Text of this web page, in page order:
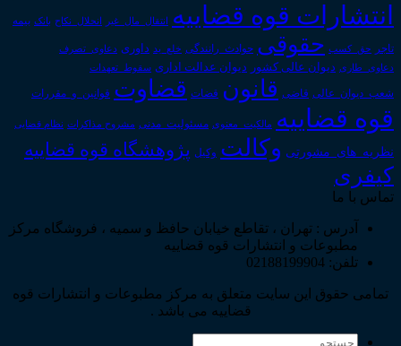
انتشارات قوه قضاییه انتقال_مال_غیر انحلال_نکاح بانک بیمه
تاجر حق_کسب حقوقی حوادث_رانندگی خلع_ید داوری دعاوی_تصرف
دعاوی_طاری دیوان عالی کشور دیوان عدالت اداری سقوط_تعهدات
شعب_دیوان_عالی قاضی قانون قضات قضاوت قوانین_و_مقررات
قوه قضاییه مالکیت_معنوی مسئولیت_مدنی مشروح مذاکرات نظام قضایی
نظریه_های_مشورتی وکالت وکیل پژوهشگاه قوه قضاییه
کیفری
تماس با ما
آدرس : تهران ، تقاطع خیابان حافظ و سمیه ، فروشگاه مرکز
مطبوعات و انتشارات قوه قضاییه
تلفن: 02188199904
تمامی حقوق این سایت متعلق به مرکز مطبوعات و انتشارات قوه
قضاییه می باشد .
جستجو